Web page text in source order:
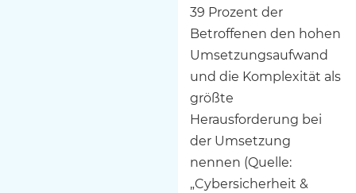
39 Prozent der
Betroffenen den hohen
Umsetzungsaufwand
und die Komplexität als
größte
Herausforderung bei
der Umsetzung
nennen (Quelle:
„Cybersicherheit &